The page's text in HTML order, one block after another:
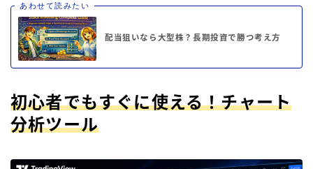
あわせて読みたい
配当狙いなら大型株？長期投資で勝つ考え方
初心者でもすぐに使える！チャート
分析ツール